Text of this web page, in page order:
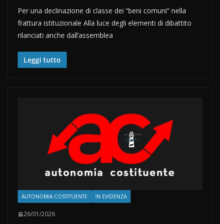
Per una declinazione di classe dei “beni comuni” nella
frattura istituzionale Alla luce degli elementi di dibattito
rilanciati anche dall’assemblea
Leggi tutto
AUTONOMIA COSTITUENTE IN EVIDENZA
26/01/2026